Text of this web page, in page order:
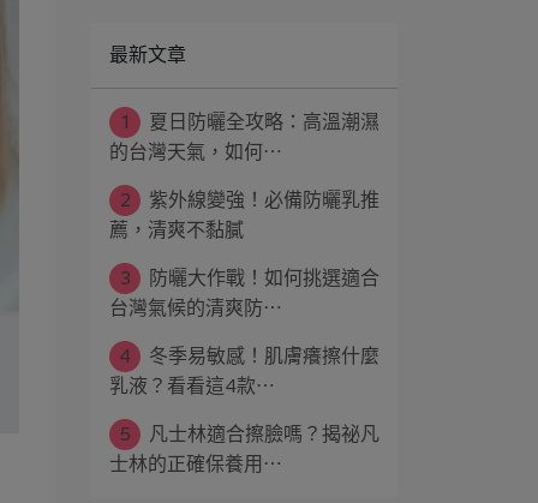
最新文章
1
夏日防曬全攻略：高溫潮濕
的台灣天氣，如何⋯
2
紫外線變強！必備防曬乳推
薦，清爽不黏膩
3
防曬大作戰！如何挑選適合
台灣氣候的清爽防⋯
4
冬季易敏感！肌膚癢擦什麼
乳液？看看這4款⋯
5
凡士林適合擦臉嗎？揭祕凡
士林的正確保養用⋯